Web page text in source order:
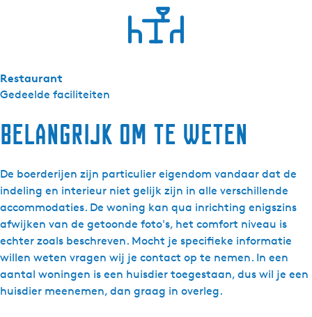
Gedeelde faciliteiten
Restaurant
Belangrijk om te weten
De boerderijen zijn particulier eigendom vandaar dat de
indeling en interieur niet gelijk zijn in alle verschillende
accommodaties. De woning kan qua inrichting enigszins
afwijken van de getoonde foto's, het comfort niveau is
echter zoals beschreven. Mocht je specifieke informatie
willen weten vragen wij je contact op te nemen. In een
aantal woningen is een huisdier toegestaan, dus wil je een
huisdier meenemen, dan graag in overleg.